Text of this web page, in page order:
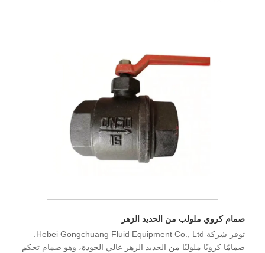
صمام كروي ملولب من الحديد الزهر
توفر شركة Hebei Gongchuang Fluid Equipment Co., Ltd.
صمامًا كرويًا ملولبًا من الحديد الزهر عالي الجودة، وهو صمام تحكم